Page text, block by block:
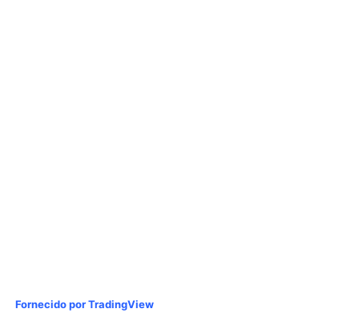
Fornecido por TradingView